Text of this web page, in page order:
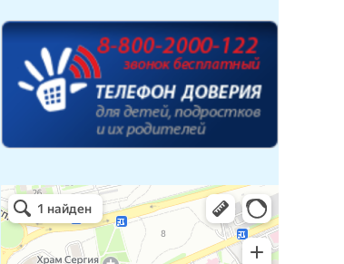
Детская библиотека № 14 Дружбы народов
Библиотека в Севастополе